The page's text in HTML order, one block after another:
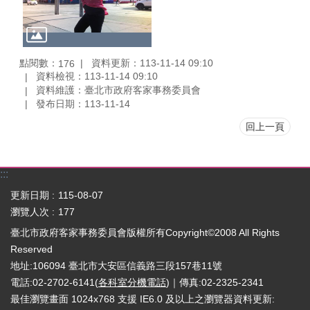
點閱數： 176
資料更新：113-11-14 09:10
資料檢視：113-11-14 09:10
資料維護：臺北市政府客家事務委員會
發布日期：113-11-14
回上一頁
:::
更新日期
115-08-07
瀏覽人次
177
臺北市政府客家事務委員會版權所有Copyright©2008 All Rights
Reserved
地址:106094 臺北市大安區信義路三段157巷11號
電話:02-2702-6141(各科室分機電話)｜傳真:02-2325-2341
最佳瀏覽畫面 1024x768 支援 IE6.0 及以上之瀏覽器資料更新: